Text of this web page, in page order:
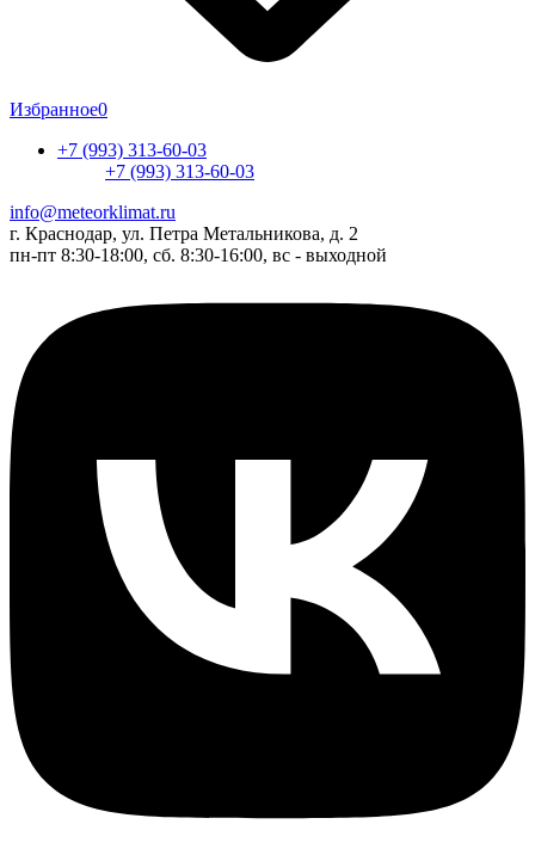
Избранное0
+7 (993) 313-60-03
+7 (993) 313-60-03
info@meteorklimat.ru
г. Краснодар, ул. Петра Метальникова, д. 2
пн-пт 8:30-18:00, сб. 8:30-16:00, вс - выходной